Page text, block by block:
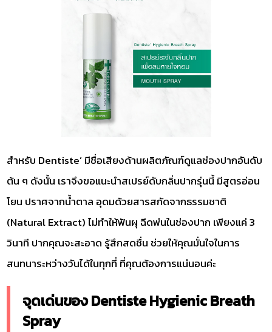
สำหรับ Dentiste’ มีชื่อเสียงด้านผลิตภัณฑ์ดูแลช่องปากอันดับ
ต้น ๆ ดังนั้น เราจึงขอแนะนำสเปรย์ดับกลิ่นปากรุ่นนี้ มีสูตรอ่อน
โยน ปราศจากน้ำตาล อุดมด้วยสารสกัดจากธรรมชาติ
(Natural Extract) ไม่ทำให้ฟันผุ ฉีดพ่นในช่องปาก เพียงแค่ 3
วินาที ปากคุณจะสะอาด รู้สึกสดชื่น ช่วยให้คุณมั่นใจในการ
สนทนาระหว่างวันได้ในทุกที่ ที่คุณต้องการแน่นอนค่ะ
จุดเด่นของ Dentiste Hygienic Breath
Spray